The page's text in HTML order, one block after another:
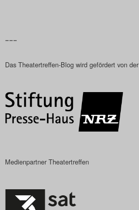
–––
Das Theatertreffen-Blog wird gefördert von der
Medienpartner Theatertreffen